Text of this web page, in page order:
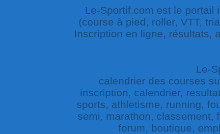
Le-Sportif.com est le portail
(course à pied, roller, VTT,
Inscription en ligne, résultats,
Le-
calendrier des courses
inscription, calendrier,
sports, athletisme, running,
semi, marathon, classement,
forum, boutique,